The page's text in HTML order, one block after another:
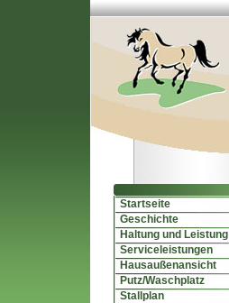
Startseite
Geschichte
Haltung und Leistung
Serviceleistungen
Hausaußenansicht
Putz/Waschplatz
Stallplan